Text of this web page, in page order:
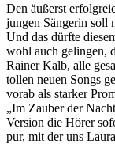
Den äußerst
jungen Sängerin soll
Und das dürfte
wohl auch gelingen,
Rainer Kalb, alle
tollen neuen Songs
vorab als starker
„Im Zauber der
Version die Hörer
pur, mit der uns